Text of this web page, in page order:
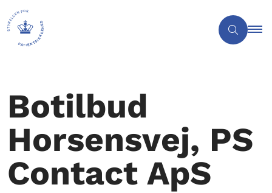
Botilbud
Horsensvej, PS
Contact ApS